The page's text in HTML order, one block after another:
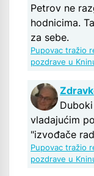
Petrov ne
hodnicima.
za sebe.
Pupovac tražio
pozdrave u
vladajućim
"izvođače
Pupovac tražio
pozdrave u